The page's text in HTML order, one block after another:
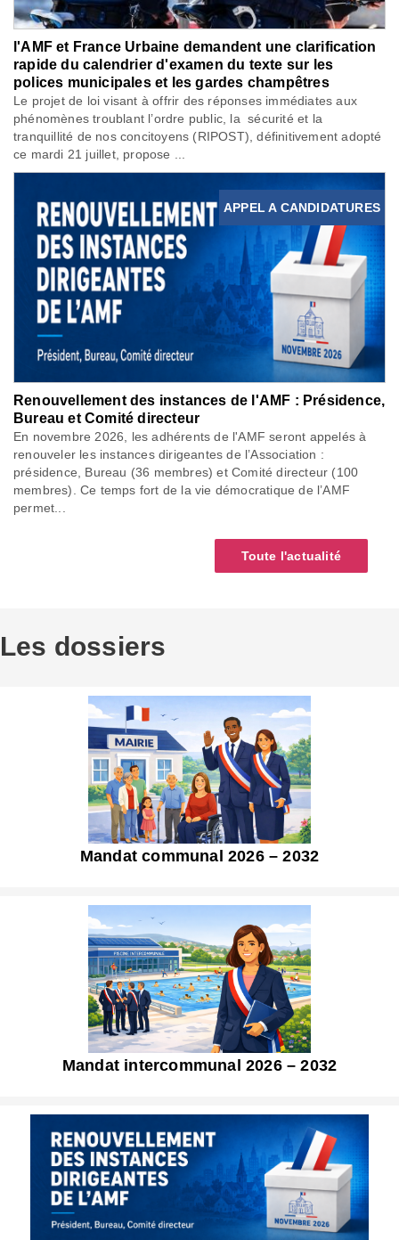
l'AMF et France Urbaine demandent une clarification
rapide du calendrier d'examen du texte sur les
polices municipales et les gardes champêtres
Le projet de loi visant à offrir des réponses immédiates aux
phénomènes troublant l’ordre public, la sécurité et la
tranquillité de nos concitoyens (RIPOST), définitivement adopté
ce mardi 21 juillet, propose ...
APPEL A CANDIDATURES
Renouvellement des instances de l'AMF : Présidence,
Bureau et Comité directeur
En novembre 2026, les adhérents de l'AMF seront appelés à
renouveler les instances dirigeantes de l’Association :
présidence, Bureau (36 membres) et Comité directeur (100
membres). Ce temps fort de la vie démocratique de l’AMF
permet...
Toute l'actualité
Les dossiers
Mandat communal 2026 – 2032
Mandat intercommunal 2026 – 2032